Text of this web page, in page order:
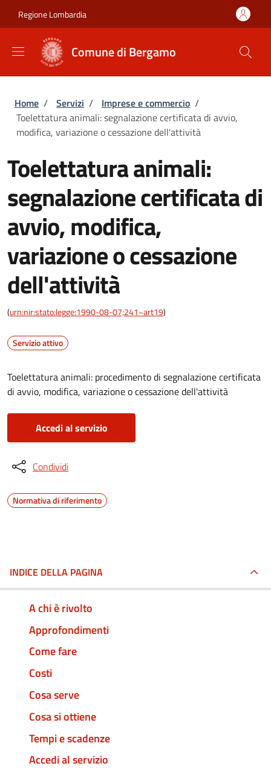
Regione Lombardia
Comune di Bergamo
Briciole di pane
Home / Servizi / Imprese e commercio /
Toelettatura animali: segnalazione certificata di avvio,
modifica, variazione o cessazione dell'attività
Toelettatura animali:
segnalazione certificata di
avvio, modifica,
variazione o cessazione
dell'attività
(urn:nir:stato:legge:1990-08-07;241~art19)
Servizio attivo
Toelettatura animali: procedimento di segnalazione certificata
di avvio, modifica, variazione o cessazione dell'attività
Accedi al servizio
Condividi
Normativa di riferimento
INDICE DELLA PAGINA
A chi è rivolto
Approfondimenti
Come fare
Costi
Cosa serve
Cosa si ottiene
Tempi e scadenze
Accedi al servizio